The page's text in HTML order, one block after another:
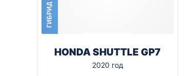
ГИБРИД
HONDA SHUTTLE GP7
2020 год